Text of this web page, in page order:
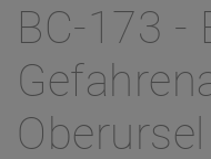
BC-173 -
Oberursel